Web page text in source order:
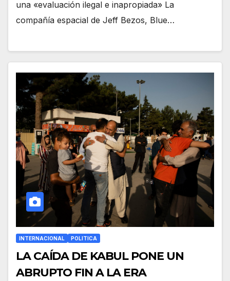
una «evaluación ilegal e inapropiada» La
compañía espacial de Jeff Bezos, Blue…
INTERNACIONAL POLITICA
LA CAÍDA DE KABUL PONE UN
ABRUPTO FIN A LA ERA